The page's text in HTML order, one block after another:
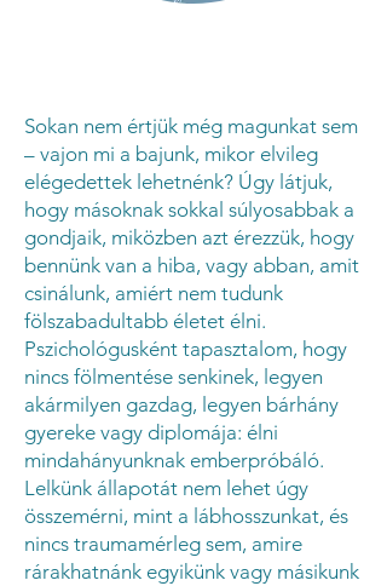
Sokan nem értjük még magunkat sem
– vajon mi a bajunk, mikor elvileg
elégedettek lehetnénk? Úgy látjuk,
hogy másoknak sokkal súlyosabbak a
gondjaik, miközben azt érezzük, hogy
bennünk van a hiba, vagy abban, amit
csinálunk, amiért nem tudunk
fölszabadultabb életet élni.
Pszichológusként tapasztalom, hogy
nincs fölmentése senkinek, legyen
akármilyen gazdag, legyen bárhány
gyereke vagy diplomája: élni
mindahányunknak emberpróbáló.
Lelkünk állapotát nem lehet úgy
összemérni, mint a lábhosszunkat, és
nincs traumamérleg sem, amire
rárakhatnánk egyikünk vagy másikunk